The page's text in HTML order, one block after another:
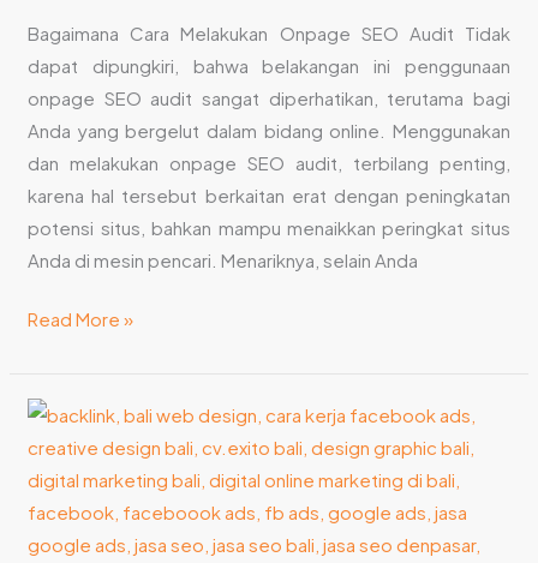
Bagaimana Cara Melakukan Onpage SEO Audit Tidak
dapat dipungkiri, bahwa belakangan ini penggunaan
onpage SEO audit sangat diperhatikan, terutama bagi
Anda yang bergelut dalam bidang online. Menggunakan
dan melakukan onpage SEO audit, terbilang penting,
karena hal tersebut berkaitan erat dengan peningkatan
potensi situs, bahkan mampu menaikkan peringkat situs
Anda di mesin pencari. Menariknya, selain Anda
Read More »
Mengenal
Jasa
Marketing
Instagram
dan